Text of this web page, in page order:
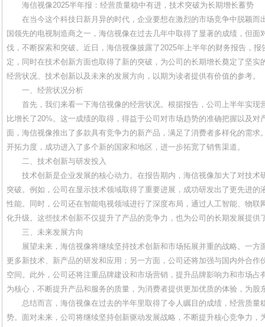
海信视像2025半年报：经营质量稳中有进，技术突破为长期增长蓄势
在当今这个科技日新月异的时代，企业要想在激烈的市场竞争中脱颖而
国领先的电视制造商之一，海信视像在过去几年中取得了显著的成绩，但面
伐，不断探索和突破。近日，海信视像披露了2025年上半年的财务报告，
定，同时在技术创新方面也取得了新的突破，为公司的长期增长奠定了坚实
经营状况、技术创新以及未来的发展方向，以期为读者提供有价值的参考。
一、经营状况分析
首先，我们来看一下海信视像的经营状况。根据报告，公司上半年实现
比增长了20%。这一成绩的取得，得益于公司对市场趋势的准确把握以及对
面，海信视像推出了多款具有竞争力的新产品，满足了消费者多样化的需求
开拓力度，成功进入了多个新的国家和地区，进一步拓宽了销售渠道。
二、技术创新与研发投入
技术创新是企业发展的核心动力。在报告期内，海信视像加大了对技术
突破。例如，公司在显示技术领域取得了重要进展，成功研发出了更先进的
性能。同时，公司还在智能电视领域进行了深度布局，通过人工智能、物联
化升级。这些技术创新不仅提升了产品的竞争力，也为公司的长期发展提供
三、未来发展方向
展望未来，海信视像将继续坚持技术创新和市场拓展并重的战略。一方
更多新技术、新产品的研发和应用；另一方面，公司还将加强与国内外合作
空间。此外，公司还将注重品牌建设和市场营销，提升品牌影响力和市场占
为核心，不断提升产品和服务的质量，为消费者提供更加优质的体验，为股
总结而言，海信视像在过去的半年里取得了令人瞩目的成绩，经营质量
势。面对未来，公司将继续坚持创新驱动发展战略，不断提升核心竞争力，